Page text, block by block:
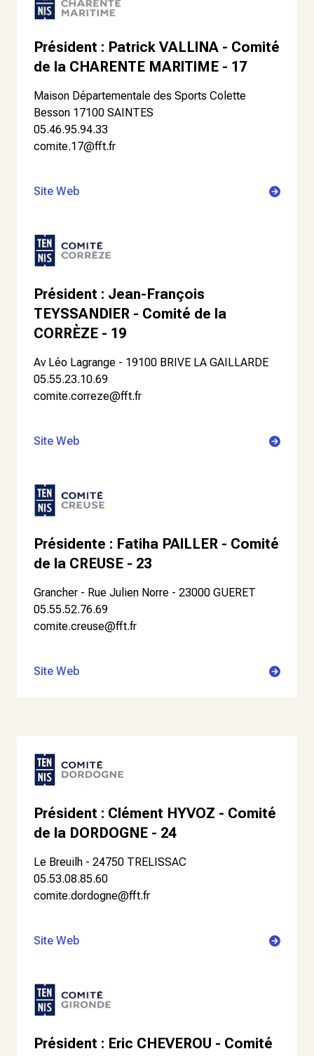
Président : Patrick VALLINA - Comité
de la CHARENTE MARITIME - 17
Maison Départementale des Sports Colette
Besson 17100 SAINTES
05.46.95.94.33
comite.17@fft.fr
Site Web
Président : Jean-François
TEYSSANDIER - Comité de la
CORRÈZE - 19
Av Léo Lagrange - 19100 BRIVE LA GAILLARDE
05.55.23.10.69
comite.correze@fft.fr
Site Web
Présidente : Fatiha PAILLER - Comité
de la CREUSE - 23
Grancher - Rue Julien Norre - 23000 GUERET
05.55.52.76.69
comite.creuse@fft.fr
Site Web
Président : Clément HYVOZ - Comité
de la DORDOGNE - 24
Le Breuilh - 24750 TRELISSAC
05.53.08.85.60
comite.dordogne@fft.fr
Site Web
Président : Eric CHEVEROU - Comité